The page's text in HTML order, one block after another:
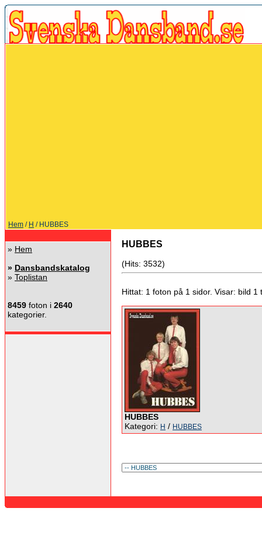
Hem / H / HUBBES
» Hem
» Dansbandskatalog
» Toplistan
8459 foton i 2640
kategorier.
HUBBES
(Hits: 3532)
Hittat: 1 foton på 1 sidor. Visar: bild 1
HUBBES
Kategori: H / HUBBES